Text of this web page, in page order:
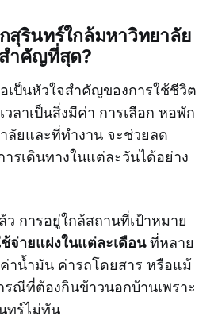
สุรินทร์ใกล้มหาวิทยาลัย
ำคัญที่สุด?
เป็นหัวใจสำคัญของการใช้ชีวิต
ลาเป็นสิ่งมีค่า การเลือก หอพัก
ลัยและที่ทำงาน จะช่วยลด
รเดินทางในแต่ละวันได้อย่าง
ว การอยู่ใกล้สถานที่เป้าหมาย
จ่ายแฝงในแต่ละเดือนที่หลาย
าน้ำมัน ค่ารถโดยสาร หรือแม้
รณีที่ต้องกินข้าวนอกบ้านเพราะ
ทร์ไม่ทัน